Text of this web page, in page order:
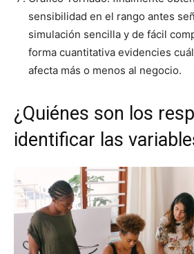
sensibilidad en el rango antes
simulación sencilla y de fácil
forma cuantitativa evidencies
afecta más o menos al negocio.
¿Quiénes son los
identificar las